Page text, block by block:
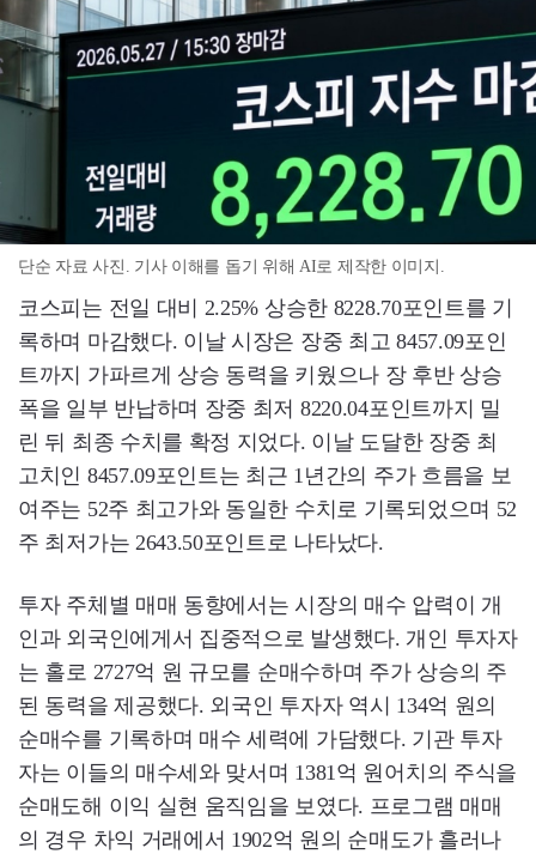
단순 자료 사진. 기사 이해를 돕기 위해 AI로 제작한 이미지.
코스피는 전일 대비 2.25% 상승한 8228.70포인트를 기
록하며 마감했다. 이날 시장은 장중 최고 8457.09포인
트까지 가파르게 상승 동력을 키웠으나 장 후반 상승
폭을 일부 반납하며 장중 최저 8220.04포인트까지 밀
린 뒤 최종 수치를 확정 지었다. 이날 도달한 장중 최
고치인 8457.09포인트는 최근 1년간의 주가 흐름을 보
여주는 52주 최고가와 동일한 수치로 기록되었으며 52
주 최저가는 2643.50포인트로 나타났다.
투자 주체별 매매 동향에서는 시장의 매수 압력이 개
인과 외국인에게서 집중적으로 발생했다. 개인 투자자
는 홀로 2727억 원 규모를 순매수하며 주가 상승의 주
된 동력을 제공했다. 외국인 투자자 역시 134억 원의
순매수를 기록하며 매수 세력에 가담했다. 기관 투자
자는 이들의 매수세와 맞서며 1381억 원어치의 주식을
순매도해 이익 실현 움직임을 보였다. 프로그램 매매
의 경우 차익 거래에서 1902억 원의 순매도가 흘러나